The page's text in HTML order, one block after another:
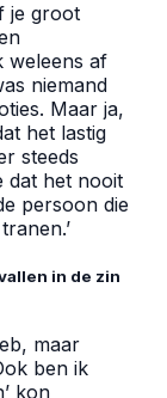
je groot
weleens af
niemand
Maar ja,
het lastig
steeds
dat het nooit
persoon die
in de zin
maar
ben ik
kon